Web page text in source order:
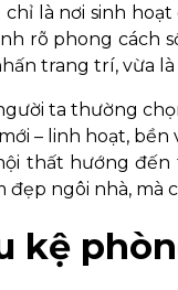
là nơi sinh
rõ phong cách
trang trí, vừa
ta thường
– linh hoạt, bền
thất hướng đến
đẹp ngôi nhà,
kệ